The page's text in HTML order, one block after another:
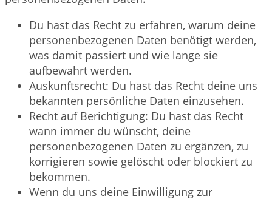
Du hast das Recht zu erfahren, warum deine
personenbezogenen Daten benötigt werden,
was damit passiert und wie lange sie
aufbewahrt werden.
Auskunftsrecht: Du hast das Recht deine uns
bekannten persönliche Daten einzusehen.
Recht auf Berichtigung: Du hast das Recht
wann immer du wünscht, deine
personenbezogenen Daten zu ergänzen, zu
korrigieren sowie gelöscht oder blockiert zu
bekommen.
Wenn du uns deine Einwilligung zur